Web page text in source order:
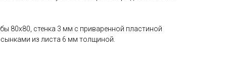
80х80, стенка 3 мм с приваренной пластиной
из листа 6 мм толщиной.